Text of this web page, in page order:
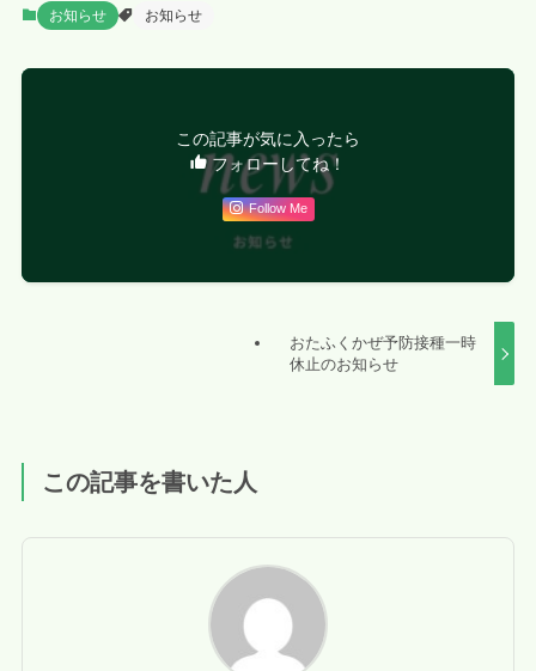
お知らせ お知らせ
この記事が気に入ったら
フォローしてね！
Follow Me
おたふくかぜ予防接種一時
休止のお知らせ
この記事を書いた人